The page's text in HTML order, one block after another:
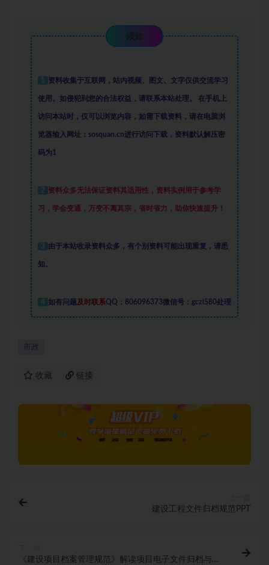
须知
1 资料收集于互联网 ， 站内视频、图文、文字仅供交流学习
使用。如侵犯到您的合法权益，请联系本站处理。 在手机上
访问本站时，仅可以浏览内容，如需下载资料，请在电脑浏
览器输入网址：sosquan.cn进行访问下载， 资料默认解压密
码为1
2 资料众多无法保证资料其适用性，资料实例 用于参考学
习，学会变通，万变不离其宗，省时省力，助你快速提升！
3 由于本站收录资料众多，有个别资料可能出现重复，请悉
知。
4 如有问题及时联系QQ：806096373微信号：gczl580处理
市政
收藏 链接
建设工程文件归档规范PPT
《建设项目档案管理规范》解读项目电子文件归档与电